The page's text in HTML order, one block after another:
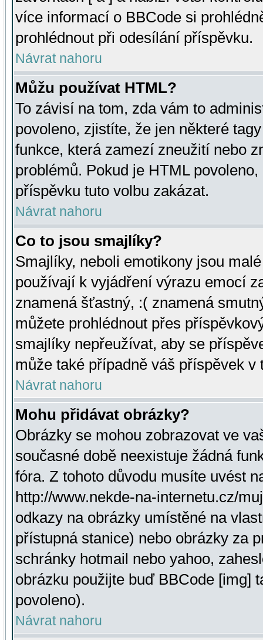
více informací o BBCode si
prohlédnout při odesílání příspěvku.
Návrat nahoru
Můžu používat HTML?
To závisí na tom, zda vám to
povoleno, zjistíte, že jen některé
funkce, která zamezí zneužití nebo
problémů. Pokud je HTML
příspěvku tuto volbu zakázat.
Návrat nahoru
Co to jsou smajlíky?
Smajlíky, neboli emotikony jsou
používají k vyjádření výrazu emocí
znamená šťastný, :( znamená
můžete prohlédnout přes
smajlíky nepřeužívat, aby se
může také případně váš příspěvek v
Návrat nahoru
Mohu přidávat obrázky?
Obrázky se mohou zobrazovat ve
současné době neexistuje žádná
fóra. Z tohoto důvodu musíte uvést
http://www.nekde-na-internetu.cz/
odkazy na obrázky umístěné na
přístupná stanice) nebo obrázky za
schránky hotmail nebo yahoo,
obrázku použijte buď BBCode [img]
povoleno).
Návrat nahoru